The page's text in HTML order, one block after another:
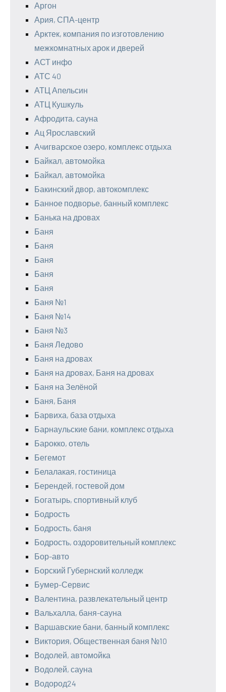
Аргон
Ария, СПА-центр
Арктек, компания по изготовлению
межкомнатных арок и дверей
АСТ инфо
АТС 40
АТЦ Апельсин
АТЦ Кушкуль
Афродита, сауна
Ац Ярославский
Ачигварское озеро, комплекс отдыха
Байкал, автомойка
Байкал, автомойка
Бакинский двор, автокомплекс
Банное подворье, банный комплекс
Банька на дровах
Баня
Баня
Баня
Баня
Баня
Баня №1
Баня №14
Баня №3
Баня Ледово
Баня на дровах
Баня на дровах, Баня на дровах
Баня на Зелёной
Баня, Баня
Барвиха, база отдыха
Барнаульские бани, комплекс отдыха
Барокко, отель
Бегемот
Белалакая, гостиница
Берендей, гостевой дом
Богатырь, спортивный клуб
Бодрость
Бодрость, баня
Бодрость, оздоровительный комплекс
Бор-авто
Борский Губернский колледж
Бумер-Сервис
Валентина, развлекательный центр
Вальхалла, баня-сауна
Варшавские бани, банный комплекс
Виктория, Общественная баня №10
Водолей, автомойка
Водолей, сауна
Водород24